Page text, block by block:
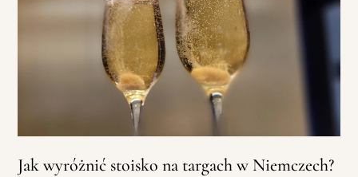
Jak wyróżnić stoisko na targach w Niemczech?